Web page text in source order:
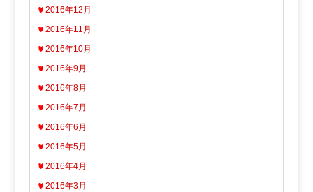
2016年12月
2016年11月
2016年10月
2016年9月
2016年8月
2016年7月
2016年6月
2016年5月
2016年4月
2016年3月